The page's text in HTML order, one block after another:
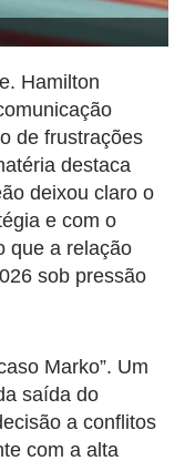
Hamilton
de frustrações
destaca
deixou claro o
e com o
que a relação
sob pressão
Marko”. Um
saída do
a conflitos
com a alta